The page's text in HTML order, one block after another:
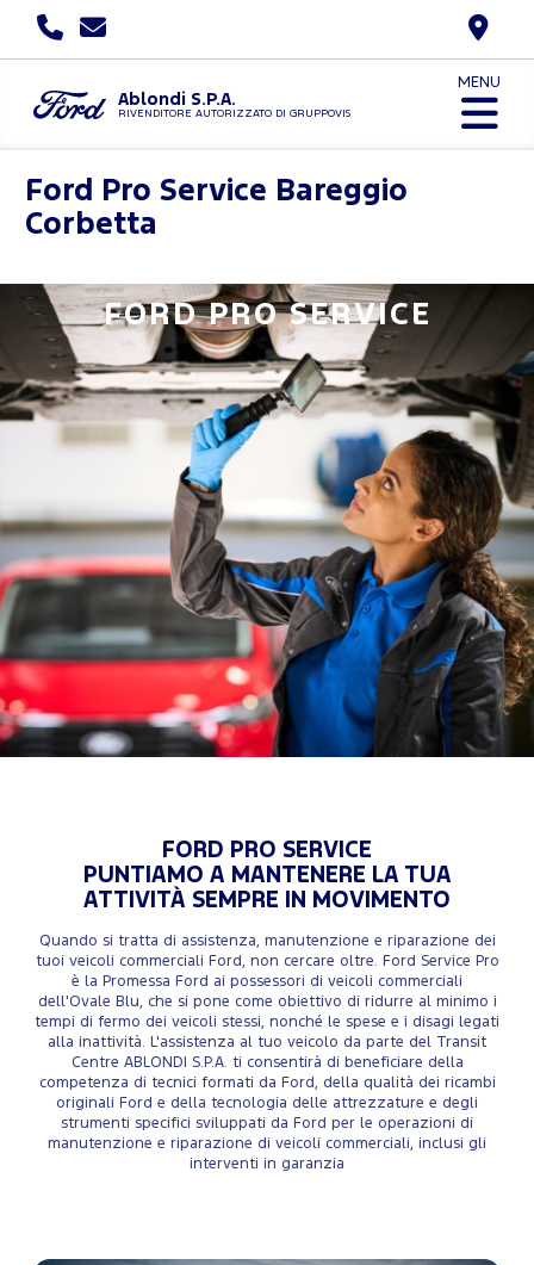
Ablondi S.P.A.
RIVENDITORE AUTORIZZATO DI GRUPPOVIS
MENU
Ford Pro Service Bareggio
Corbetta
FORD PRO SERVICE
FORD PRO SERVICE
PUNTIAMO A MANTENERE LA TUA
ATTIVITÀ SEMPRE IN MOVIMENTO
Quando si tratta di assistenza, manutenzione e riparazione dei
tuoi veicoli commerciali Ford, non cercare oltre. Ford Service Pro
è la Promessa Ford ai possessori di veicoli commerciali
dell'Ovale Blu, che si pone come obiettivo di ridurre al minimo i
tempi di fermo dei veicoli stessi, nonché le spese e i disagi legati
alla inattività. L'assistenza al tuo veicolo da parte del Transit
Centre ABLONDI S.P.A. ti consentirà di beneficiare della
competenza di tecnici formati da Ford, della qualità dei ricambi
originali Ford e della tecnologia delle attrezzature e degli
strumenti specifici sviluppati da Ford per le operazioni di
manutenzione e riparazione di veicoli commerciali, inclusi gli
interventi in garanzia